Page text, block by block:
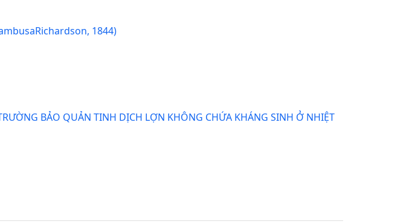
1844)
BẢO QUẢN TINH DỊCH LỢN KHÔNG CHỨA KHÁNG SINH Ở NHIỆT